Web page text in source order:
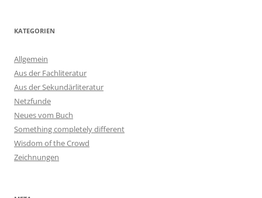
KATEGORIEN
Allgemein
Aus der Fachliteratur
Aus der Sekundärliteratur
Netzfunde
Neues vom Buch
Something completely different
Wisdom of the Crowd
Zeichnungen